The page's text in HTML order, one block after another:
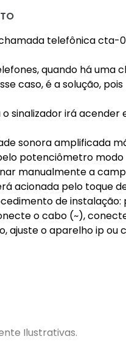
chamada telefônica
quando há uma
caso, é a solução,
sinalizador irá
sonora amplificada
potenciômetro
manualmente a
acionada pelo toque
de
o cabo (~),
ajuste o aparelho ip ou
Ilustrativas.